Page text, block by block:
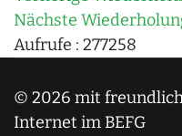
Nächste
Aufrufe : 277258
© 2026 mit
Internet im BEFG